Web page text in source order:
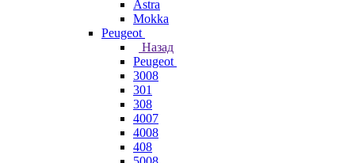
Astra
Mokka
Peugeot
Назад
Peugeot
3008
301
308
4007
4008
408